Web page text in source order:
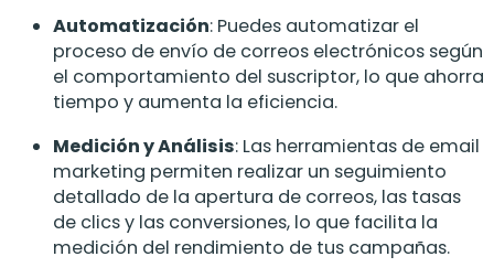
Automatización: Puedes automatizar el
proceso de envío de correos electrónicos según
el comportamiento del suscriptor, lo que ahorra
tiempo y aumenta la eficiencia.
Medición y Análisis: Las herramientas de email
marketing permiten realizar un seguimiento
detallado de la apertura de correos, las tasas
de clics y las conversiones, lo que facilita la
medición del rendimiento de tus campañas.